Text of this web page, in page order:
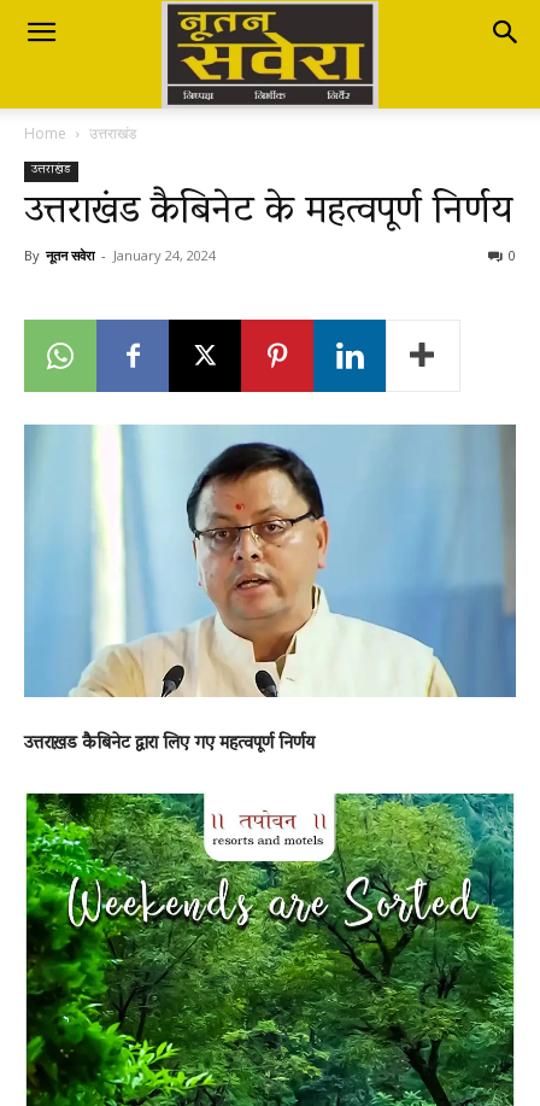
Nutan
Savera
Home उत्तराखंड
उत्तराखंड
उत्तराखंड कैबिनेट के महत्वपूर्ण निर्णय
By नूतन सवेरा - January 24, 2024 0
उत्तराख़ड कैबिनेट द्वारा लिए गए महत्वपूर्ण निर्णय